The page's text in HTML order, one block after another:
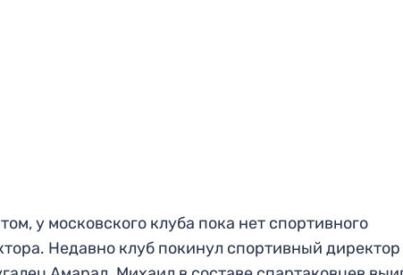
у московского клуба пока нет спортивного
Недавно клуб покинул спортивный директор